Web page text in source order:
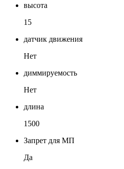
высота
15
датчик движения
Нет
диммируемость
Нет
длина
1500
Запрет для МП
Да